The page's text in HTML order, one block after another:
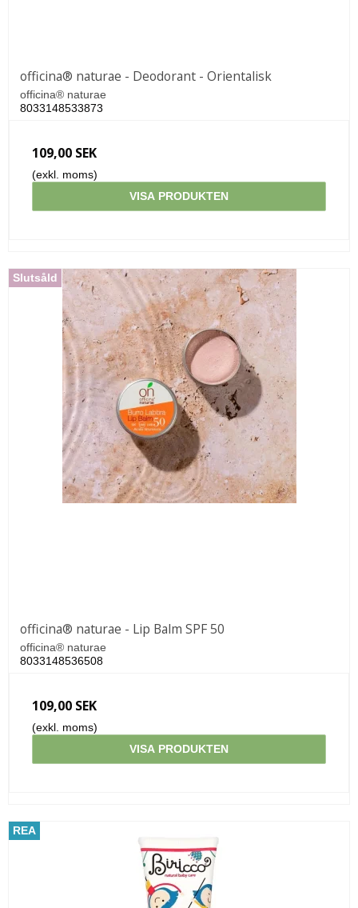
officina® naturae - Deodorant - Orientalisk
officina® naturae
8033148533873
109,00 SEK
(exkl. moms)
VISA PRODUKTEN
Slutsåld
officina® naturae - Lip Balm SPF 50
officina® naturae
8033148536508
109,00 SEK
(exkl. moms)
VISA PRODUKTEN
REA